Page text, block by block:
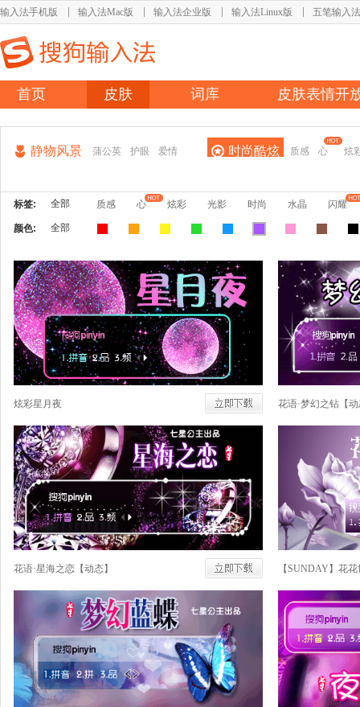
输入法手机版 输入法Mac版 输入法企业版 输入法Linux版 五笔输入法
首页 皮肤 词库 皮肤表情开
静物风景 蒲公英 护眼 爱情 时尚酷炫 质感 心 炫
标签: 全部 质感 心 炫彩 光影 时尚 水晶 闪耀
颜色: 全部
炫彩星月夜 花语·梦幻之钻【
花语·星海之恋【动态】